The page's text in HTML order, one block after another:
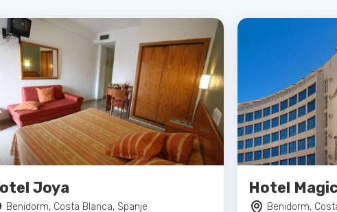
Joya
Benidorm, Costa Blanca, Spanje
Hotel
Benidorm,